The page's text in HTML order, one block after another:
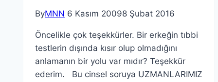
ByMNN 6 Kasım 20098 Şubat 2016
Öncelikle çok teşekkürler. Bir erkeğin tıbbi
testlerin dışında kısır olup olmadığını
anlamanın bir yolu var mıdır? Teşekkür
ederim. Bu cinsel soruya UZMANLARIMIZ